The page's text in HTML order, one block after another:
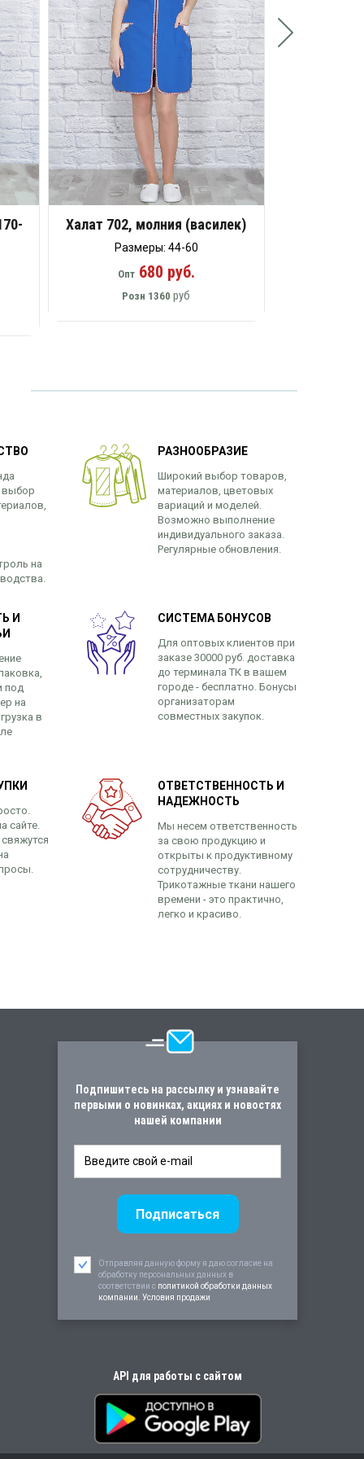
Халат 702, молния (василек)
Размеры: 44-60
Опт680 руб.
Розн 1360 руб
выбор
на
РАЗНООБРАЗИЕ
Широкий выбор товаров,
материалов, цветовых
вариаций и моделей.
Возможно выполнение
индивидуального заказа.
Регулярные обновления.
И
под
на
в
СИСТЕМА БОНУСОВ
Для оптовых клиентов при
заказе 30000 руб. доставка
до терминала ТК в вашем
городе - бесплатно. Бонусы
организаторам
совместных закупок.
сайте.
ОТВЕТСТВЕННОСТЬ И
НАДЕЖНОСТЬ
Мы несем ответственность
за свою продукцию и
открыты к продуктивному
сотрудничеству.
Трикотажные ткани нашего
времени - это практично,
легко и красиво.
Подпишитесь на рассылку и узнавайте
первыми о новинках, акциях и новостях
нашей компании
Отправляя данную форму я даю согласие на
обработку персональных данных в
соответствии c политикой обработки данных
компании. Условия продажи
API для работы с сайтом